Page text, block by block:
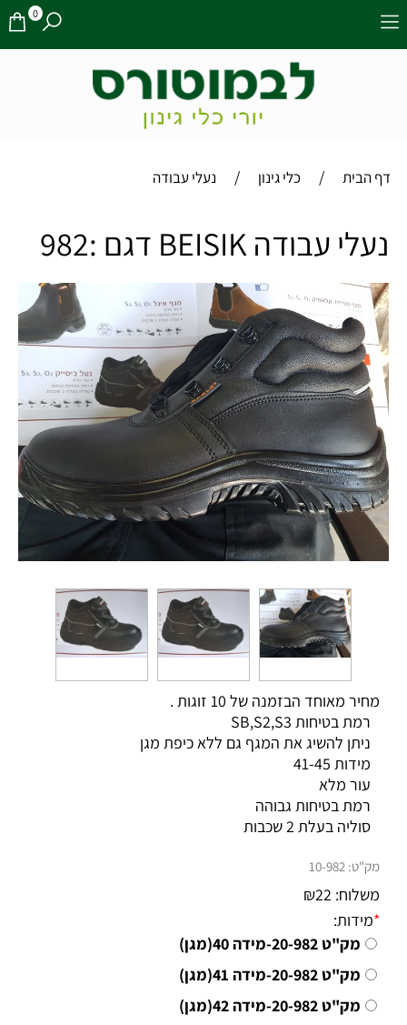
0
דף הבית / כלי גינון / נעלי עבודה
נעלי עבודה BEISIK דגם :982
מחיר מאוחד הבזמנה של 10 זוגות .
רמת בטיחות SB,S2,S3
ניתן להשיג את המגף גם ללא כיפת מגן
מידות 41-45
עור מלא
רמת בטיחות גבוהה
סוליה בעלת 2 שכבות
מק"ט: 10-982
משלוח: ₪22
*מידות:
מק"ט 20-982-מידה 40(מגן)
מק"ט 20-982-מידה 41(מגן)
מק"ט 20-982-מידה 42(מגן)